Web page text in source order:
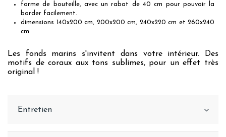
forme de bouteille, avec un rabat de 40 cm pour pouvoir la
border facilement.
dimensions 140x200 cm, 200x200 cm, 240x220 cm et 260x240
cm.
Les fonds marins s'invitent dans votre intérieur. Des
motifs de coraux aux tons sublimes, pour un effet très
original !
Entretien